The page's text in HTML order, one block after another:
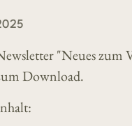
"Neues zum
Download.